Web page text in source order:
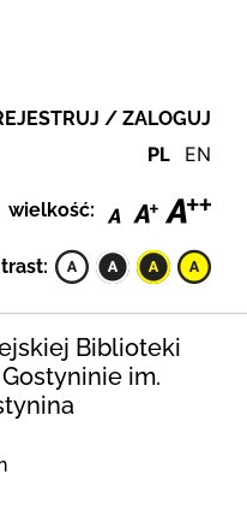
/ ZALOGUJ
PL EN
wielkość:
Biblioteki
im.